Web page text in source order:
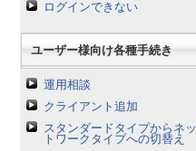
ログインできない
ユーザー様向け各種手続き
運用相談
クライアント追加
スタンダードタイプからネッ
トワークタイプへの切替え